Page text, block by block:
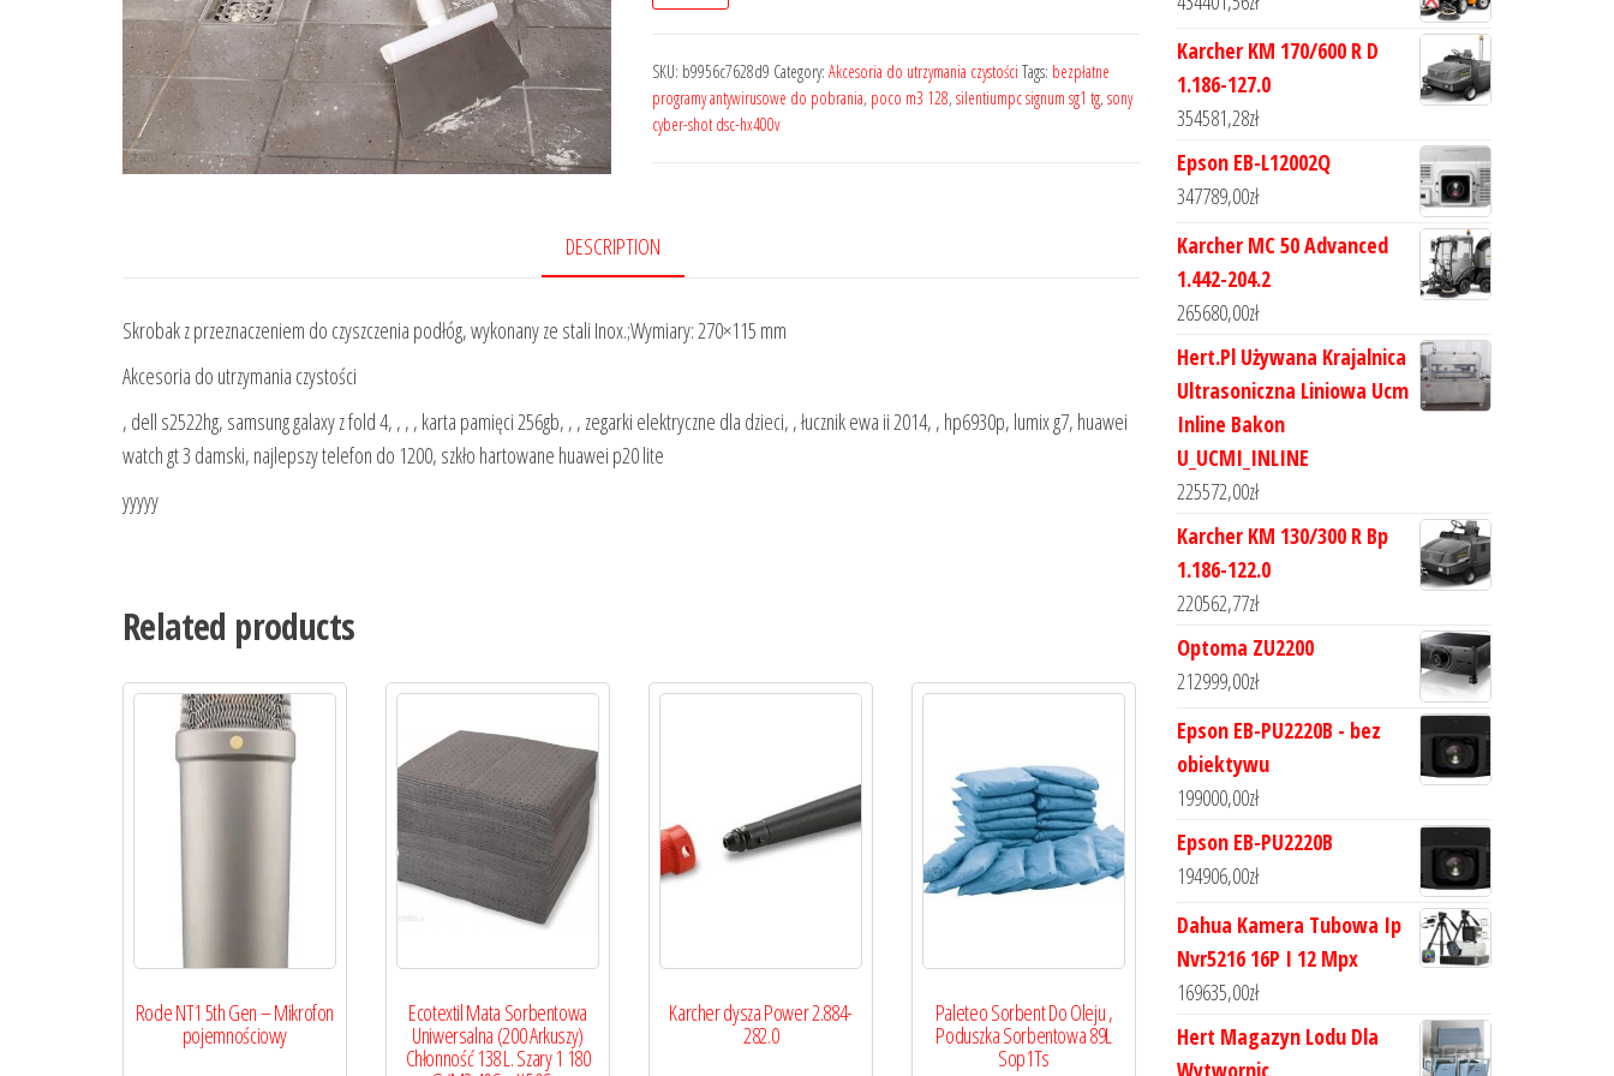
SKU: b9956c7628d9 Category: Akcesoria do utrzymania czystości Tags: bezpłatne
programy antywirusowe do pobrania, poco m3 128, silentiumpc signum sg1 tg, sony
cyber-shot dsc-hx400v
DESCRIPTION
Skrobak z przeznaczeniem do czyszczenia podłóg, wykonany ze stali Inox.;Wymiary: 270×115 mm
Akcesoria do utrzymania czystości
, dell s2522hg, samsung galaxy z fold 4, , , , karta pamięci 256gb, , , zegarki elektryczne dla dzieci, , łucznik ewa ii 2014, , hp6930p, lumix g7, huawei
watch gt 3 damski, najlepszy telefon do 1200, szkło hartowane huawei p20 lite
yyyyy
Related products
Rode NT1 5th Gen – Mikrofon
pojemnościowy
Ecotextil Mata Sorbentowa
Uniwersalna (200 Arkuszy)
Chłonność 138 L. Szary 1 180
Karcher dysza Power 2.884-
282.0
Paleteo Sorbent Do Oleju ,
Poduszka Sorbentowa 89L
Sop1Ts
Karcher KM 170/600 R D
1.186-127.0
354581,28zł
Epson EB-L12002Q
347789,00zł
Karcher MC 50 Advanced
1.442-204.2
265680,00zł
Hert.Pl Używana Krajalnica
Ultrasoniczna Liniowa Ucm
Inline Bakon
U_UCMI_INLINE
225572,00zł
Karcher KM 130/300 R Bp
1.186-122.0
220562,77zł
Optoma ZU2200
212999,00zł
Epson EB-PU2220B - bez
obiektywu
199000,00zł
Epson EB-PU2220B
194906,00zł
Dahua Kamera Tubowa Ip
Nvr5216 16P I 12 Mpx
169635,00zł
Hert Magazyn Lodu Dla
Wytwornic